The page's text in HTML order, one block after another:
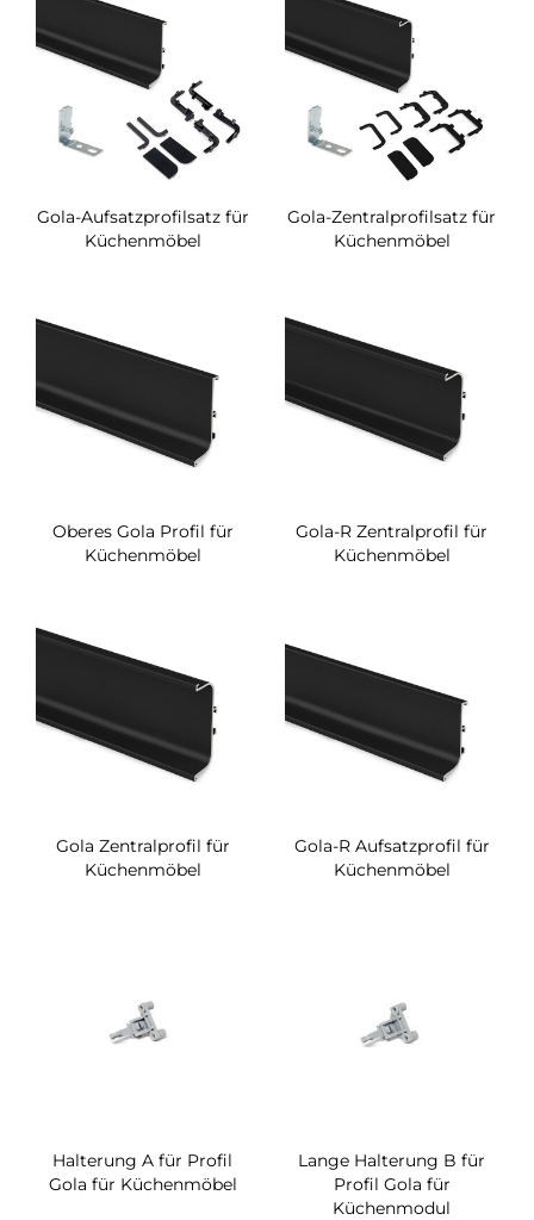
Gola-Aufsatzprofilsatz für
Küchenmöbel
Gola-Zentralprofilsatz für
Küchenmöbel
Oberes Gola Profil für
Küchenmöbel
Gola-R Zentralprofil für
Küchenmöbel
Gola Zentralprofil für
Küchenmöbel
Gola-R Aufsatzprofil für
Küchenmöbel
Halterung A für Profil
Gola für Küchenmöbel
Lange Halterung B für
Profil Gola für
Küchenmodul